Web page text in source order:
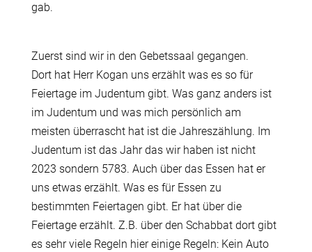
gab.
Zuerst sind wir in den Gebetssaal gegangen.
Dort hat Herr Kogan uns erzählt was es so für
Feiertage im Judentum gibt. Was ganz anders ist
im Judentum und was mich persönlich am
meisten überrascht hat ist die Jahreszählung. Im
Judentum ist das Jahr das wir haben ist nicht
2023 sondern 5783. Auch über das Essen hat er
uns etwas erzählt. Was es für Essen zu
bestimmten Feiertagen gibt. Er hat über die
Feiertage erzählt. Z.B. über den Schabbat dort gibt
es sehr viele Regeln hier einige Regeln: Kein Auto